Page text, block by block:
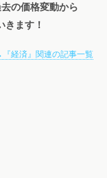
の価格変動から
きます！
経済』関連の記事一覧